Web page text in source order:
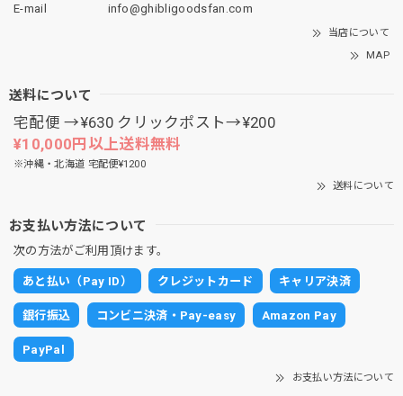
E-mail
info@ghibligoodsfan.com
当店について
MAP
送料について
宅配便 →¥630 クリックポスト→¥200
¥10,000円以上送料無料
※沖縄・北海道 宅配便¥1200
送料について
お支払い方法について
次の方法がご利用頂けます。
あと払い（Pay ID） クレジットカード キャリア決済
銀行振込 コンビニ決済・Pay-easy Amazon Pay
PayPal
お支払い方法について